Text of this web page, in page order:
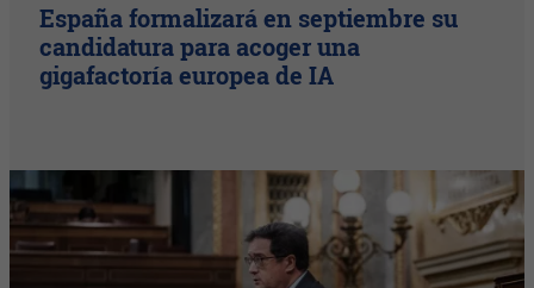
España formalizará en septiembre su
candidatura para acoger una
gigafactoría europea de IA